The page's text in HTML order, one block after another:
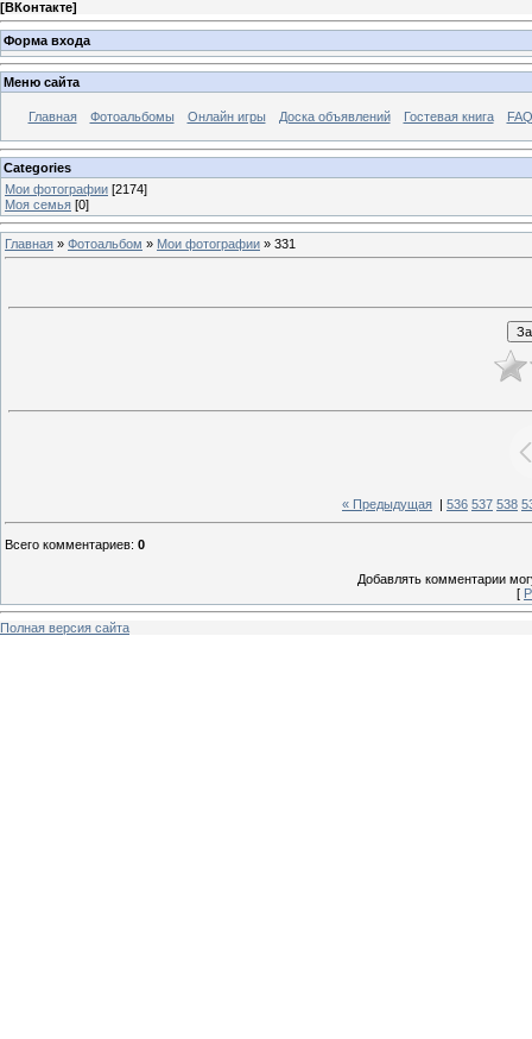
[ВКонтакте]
Форма входа
Меню сайта
Главная Фотоальбомы Онлайн игры Доска объявлений Гостевая книга
Categories
Мои фотографии [2174]
Моя семья [0]
Главная » Фотоальбом » Мои фотографии » 331
« Предыдущая 536 537 538
Всего комментариев: 0
Добавлять комментарии
[
Полная версия сайта